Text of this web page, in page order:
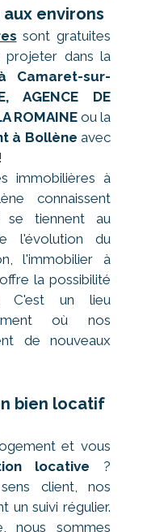
environs
sont gratuites
dans la
Camaret-sur-
AGENCE DE
ROMAINEou la
à Bollène avec
immobilières à
connaissent
se tiennent au
l'évolution du
l'immobilier à
la possibilité
C'est un lieu
où nos
de nouveaux
bien locatif
et vous
locative ?
client, nos
un suivi régulier.
nous sommes